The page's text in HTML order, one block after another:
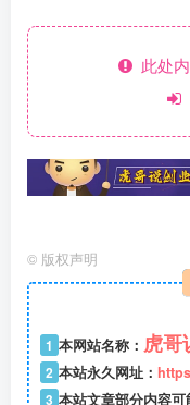
此处内
© 版权声明
1 本网站名称： 虎哥
2 本站永久网址：
3 本站文章部分内容